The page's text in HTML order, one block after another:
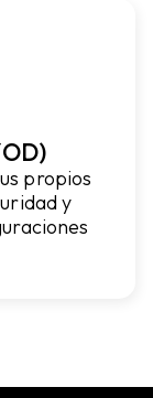
propios
y